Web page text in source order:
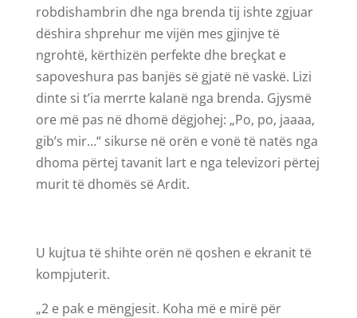
robdishambrin dhe nga brenda tij ishte zgjuar
dëshira shprehur me vijën mes gjinjve të
ngrohtë, kërthizën perfekte dhe breçkat e
sapoveshura pas banjës së gjatë në vaskë. Lizi
dinte si t’ia merrte kalanë nga brenda. Gjysmë
ore më pas në dhomë dëgjohej: „Po, po, jaaaa,
gib’s mir…“ sikurse në orën e vonë të natës nga
dhoma përtej tavanit lart e nga televizori përtej
murit të dhomës së Ardit.
U kujtua të shihte orën në qoshen e ekranit të
kompjuterit.
„2 e pak e mëngjesit. Koha më e mirë për